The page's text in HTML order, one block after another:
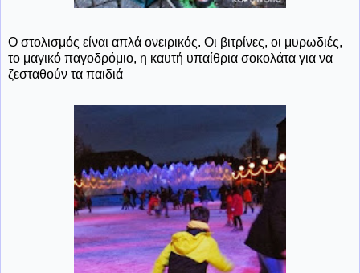
Ο στολισμός είναι απλά ονειρικός. Οι βιτρίνες, οι μυρωδιές,
το μαγικό παγοδρόμιο, η καυτή υπαίθρια σοκολάτα για να
ζεσταθούν τα παιδιά